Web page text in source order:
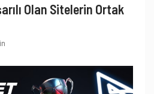
Olan Sitelerin Ortak